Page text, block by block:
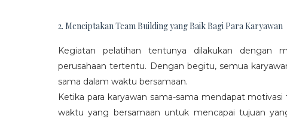
2. Menciptakan Team Building yang Baik Bagi Para Karyawan
Kegiatan pelatihan tentunya dilakukan dengan
perusahaan tertentu. Dengan begitu, semua
sama dalam waktu bersamaan.
Ketika para karyawan sama-sama mendapat
waktu yang bersamaan untuk mencapai tujuan